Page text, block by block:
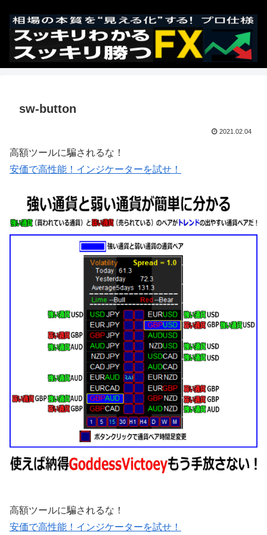
sw-button
2021.02.04
高額ツールに騙されるな！
安価で高性能！インジケーターを試せ！
高額ツールに騙されるな！
安価で高性能！インジケーターを試せ！